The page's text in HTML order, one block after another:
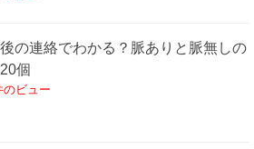
の連絡でわかる？脈ありと脈無しの
個
のビュー